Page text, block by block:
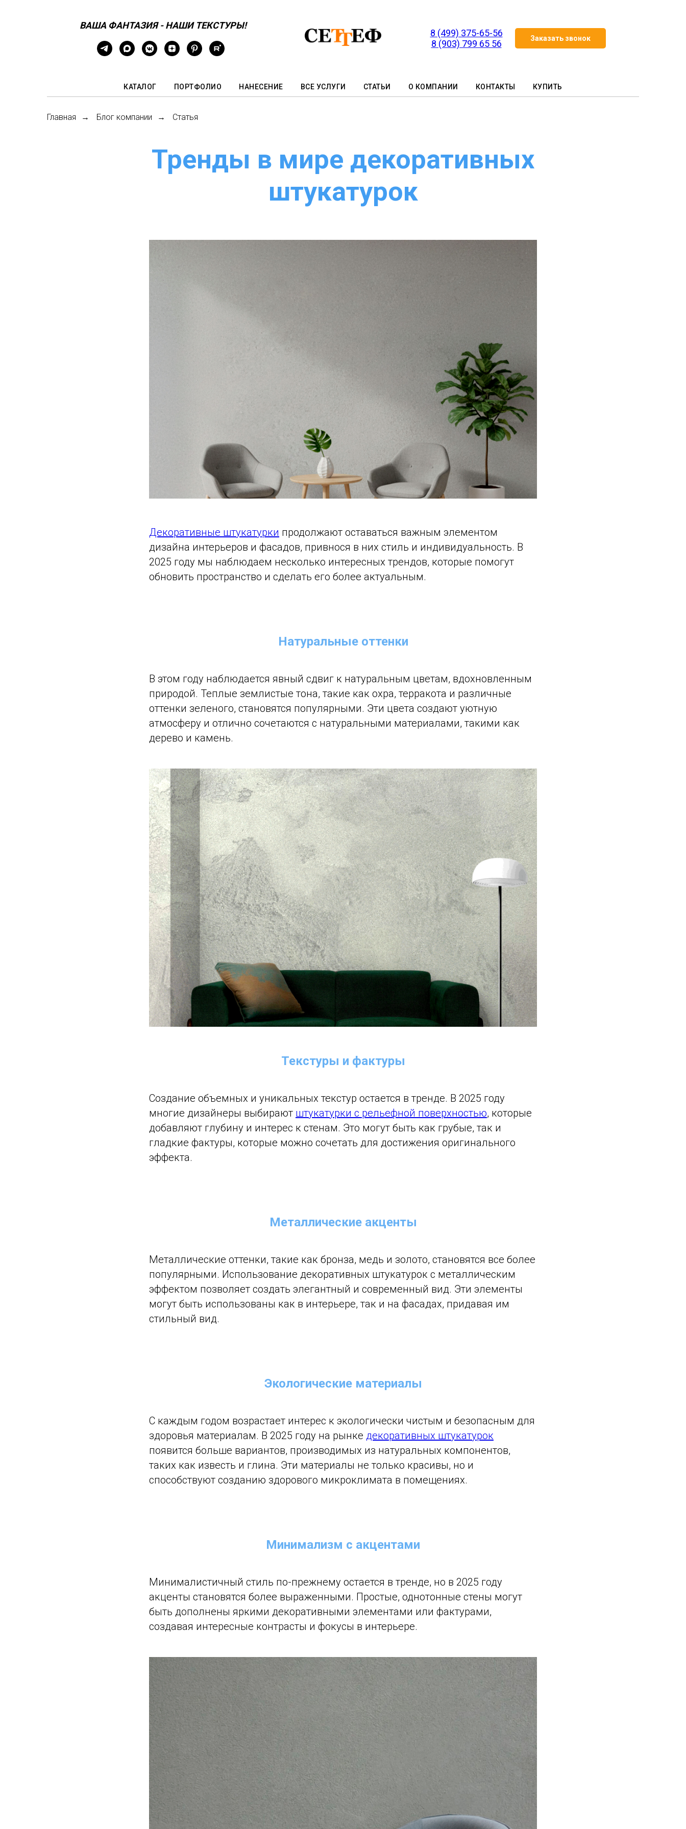
ВАША ФАНТАЗИЯ - НАШИ ТЕКСТУРЫ!
8 (499) 375-65-56
8 (903) 799 65 56
Заказать звонок
КАТАЛОГ ПОРТФОЛИО НАНЕСЕНИЕ ВСЕ УСЛУГИ СТАТЬИ О КОМПАНИИ КОНТАКТЫ КУПИТЬ
Главная → Блог компании → Статья
Тренды в мире декоративных
штукатурок
Декоративные штукатурки продолжают оставаться важным элементом
дизайна интерьеров и фасадов, привнося в них стиль и индивидуальность. В
2025 году мы наблюдаем несколько интересных трендов, которые помогут
обновить пространство и сделать его более актуальным.
Натуральные оттенки
В этом году наблюдается явный сдвиг к натуральным цветам, вдохновленным
природой. Теплые землистые тона, такие как охра, терракота и различные
оттенки зеленого, становятся популярными. Эти цвета создают уютную
атмосферу и отлично сочетаются с натуральными материалами, такими как
дерево и камень.
Текстуры и фактуры
Создание объемных и уникальных текстур остается в тренде. В 2025 году
многие дизайнеры выбирают штукатурки с рельефной поверхностью, которые
добавляют глубину и интерес к стенам. Это могут быть как грубые, так и
гладкие фактуры, которые можно сочетать для достижения оригинального
эффекта.
Металлические акценты
Металлические оттенки, такие как бронза, медь и золото, становятся все более
популярными. Использование декоративных штукатурок с металлическим
эффектом позволяет создать элегантный и современный вид. Эти элементы
могут быть использованы как в интерьере, так и на фасадах, придавая им
стильный вид.
Экологические материалы
С каждым годом возрастает интерес к экологически чистым и безопасным для
здоровья материалам. В 2025 году на рынке декоративных штукатурок
появится больше вариантов, производимых из натуральных компонентов,
таких как известь и глина. Эти материалы не только красивы, но и
способствуют созданию здорового микроклимата в помещениях.
Минимализм с акцентами
Минималистичный стиль по-прежнему остается в тренде, но в 2025 году
акценты становятся более выраженными. Простые, однотонные стены могут
быть дополнены яркими декоративными элементами или фактурами,
создавая интересные контрасты и фокусы в интерьере.